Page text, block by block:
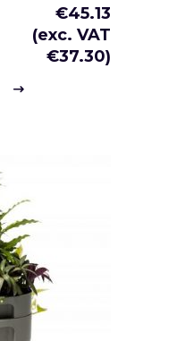
€45.13
(exc. VAT
€37.30)